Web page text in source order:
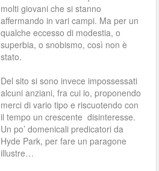
molti giovani che si stanno
affermando in vari campi. Ma per un
qualche eccesso di modestia, o
superbia, o snobismo, così non è
stato.
Del sito si sono invece impossessati
alcuni anziani, fra cui io, proponendo
merci di vario tipo e riscuotendo con
il tempo un crescente disinteresse.
Un po’ domenicali predicatori da
Hyde Park, per fare un paragone
illustre…